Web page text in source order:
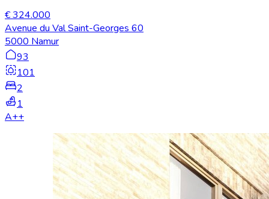
€ 324.000
Avenue du Val Saint-Georges 60
5000 Namur
93
101
2
1
A++